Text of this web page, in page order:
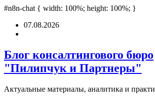
deneme bonusuPadişahbetonline casinos
#n8n-chat { width: 100%; height: 100%; }
Перейти07.08.2026
Блог консалтингового бюро
"Пилипчук и Партнеры"
Актуальные материалы, аналитика и